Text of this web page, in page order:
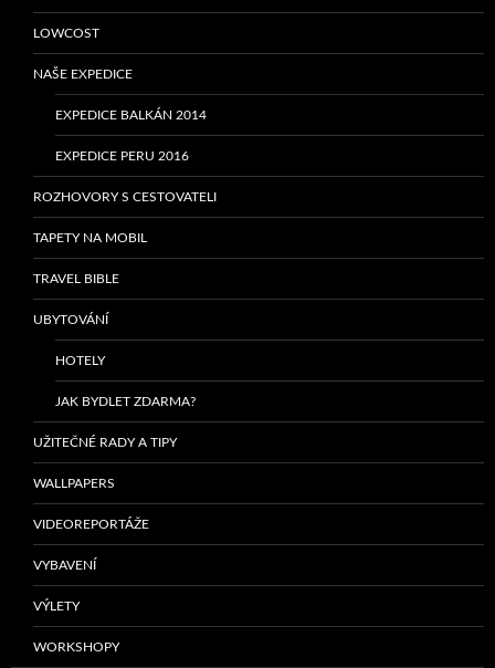
LOWCOST
NAŠE EXPEDICE
EXPEDICE BALKÁN 2014
EXPEDICE PERU 2016
ROZHOVORY S CESTOVATELI
TAPETY NA MOBIL
TRAVEL BIBLE
UBYTOVÁNÍ
HOTELY
JAK BYDLET ZDARMA?
UŽITEČNÉ RADY A TIPY
WALLPAPERS
VIDEOREPORTÁŽE
VYBAVENÍ
VÝLETY
WORKSHOPY